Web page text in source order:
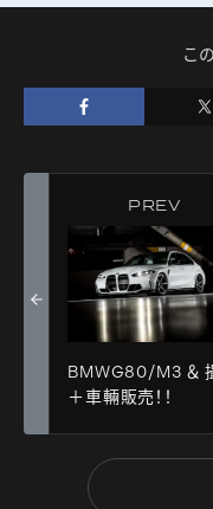
こ
PREV
BMWG80/M3 ＆
＋車輛販売！！